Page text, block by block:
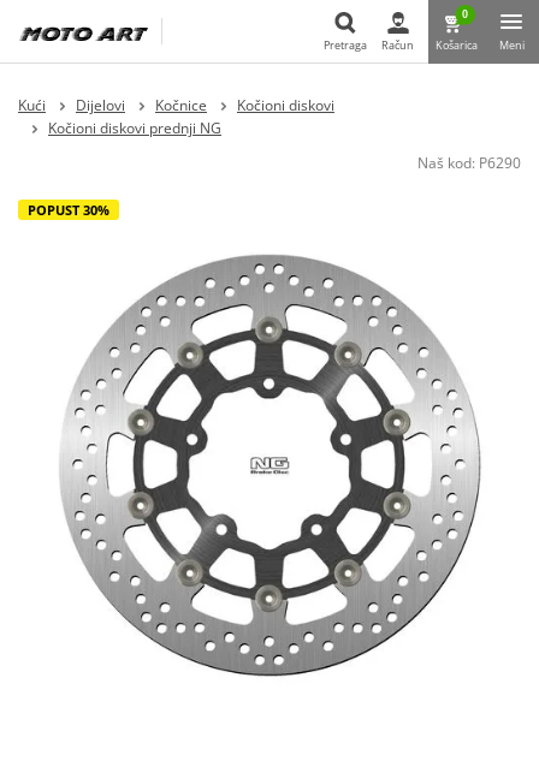
Pretraga Račun
0
Košarica Meni
Kući Dijelovi Kočnice
Kočioni diskovi
Kočioni diskovi prednji NG
Naš kod: P6290
POPUST 30%